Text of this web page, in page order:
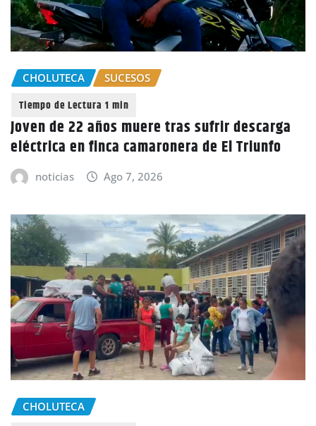
CHOLUTECA SUCESOS
Joven de 22 años muere tras sufrir descarga
eléctrica en finca camaronera de El Triunfo
noticias Ago 7, 2026
CHOLUTECA